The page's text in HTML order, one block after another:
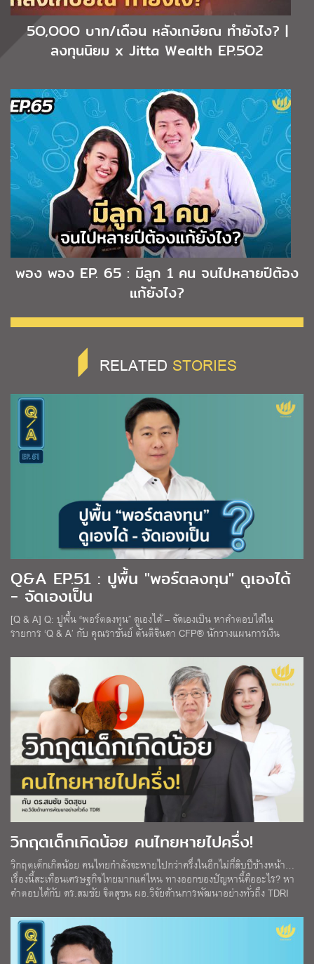
5O,OOO บาท/เดือน หลังเกษียณ ทำยังไง? |
ลงทุนนิยม x Jitta Wealth EP.5O2
พอง พอง EP. 65 : มีลูก 1 คน จนไปหลายปีต้อง
แก้ยังไง?
RELATED STORIES
Q&A EP.51 : ปูพื้น "พอร์ตลงทุน" ดูเองได้
- จัดเองเป็น
[Q & A] Q: ปูพื้น “พอร์ตลงทุน” ดูเองได้ – จัดเองเป็น หาคำตอบได้ใน
รายการ ‘Q & A’ กับ คุณราชันย์ ตันติจินดา CFP® นักวางแผนการเงิน
วิกฤตเด็กเกิดน้อย คนไทยหายไปครึ่ง!
วิกฤตเด็กเกิดน้อย คนไทยกำลังจะหายไปกว่าครึ่งในอีกไม่กี่สิบปีข้างหน้า…
เรื่องนี้สะเทือนเศรษฐกิจไทยมากแค่ไหน ทางออกของปัญหานี้คืออะไร? หา
คำตอบได้กับ ดร.สมชัย จิตสุชน ผอ.วิจัยด้านการพัฒนาอย่างทั่วถึง TDRI